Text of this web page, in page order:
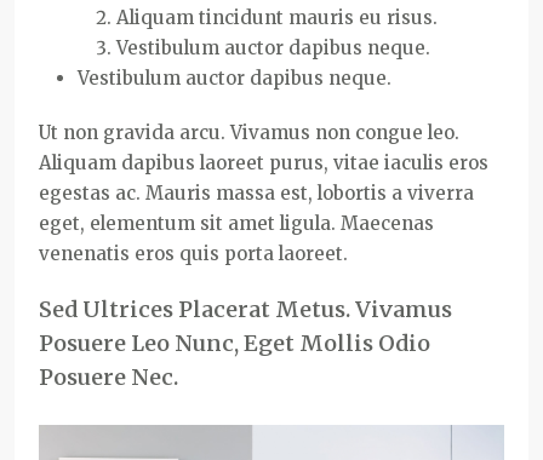
Aliquam tincidunt mauris eu risus.
Vestibulum auctor dapibus neque.
Vestibulum auctor dapibus neque.
Ut non gravida arcu. Vivamus non congue leo.
Aliquam dapibus laoreet purus, vitae iaculis eros
egestas ac. Mauris massa est, lobortis a viverra
eget, elementum sit amet ligula. Maecenas
venenatis eros quis porta laoreet.
Sed Ultrices Placerat Metus. Vivamus
Posuere Leo Nunc, Eget Mollis Odio
Posuere Nec.